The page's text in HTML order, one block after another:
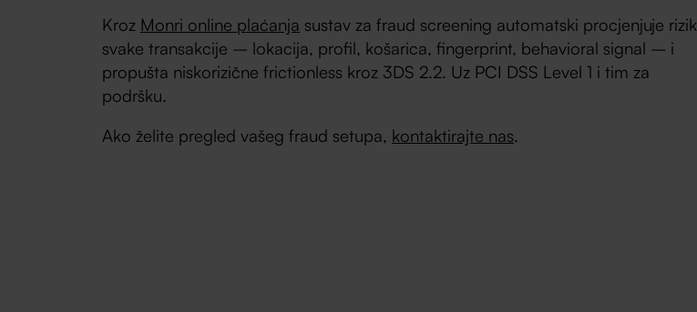
Kroz Monri online plaćanja sustav za fraud screening automatski procjenjuje rizik
svake transakcije – lokacija, profil, košarica, fingerprint, behavioral signal – i
propušta niskorizične frictionless kroz 3DS 2.2. Uz PCI DSS Level 1 i tim za
podršku.
Ako želite pregled vašeg fraud setupa, kontaktirajte nas.